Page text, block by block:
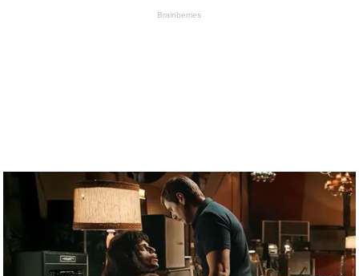
Brainberries